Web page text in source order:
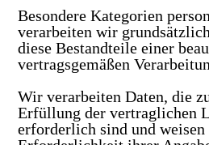
Besondere Kategorien
verarbeiten wir
diese Bestandteile einer
vertragsgemäßen
Wir verarbeiten Daten, die
Erfüllung der vertraglichen
erforderlich sind und weisen